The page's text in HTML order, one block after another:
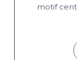
motif